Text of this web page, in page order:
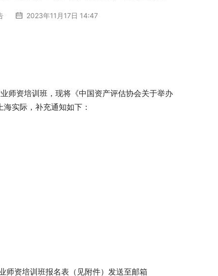
2023年11月17日 14:47
师资培训班，现将《中国资产评估协会关于举办
实际，补充通知如下：
师资培训班报名表（见附件）发送至邮箱